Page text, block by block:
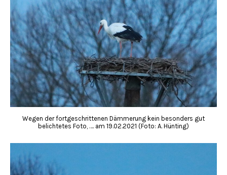
Wegen der fortgeschrittenen Dämmerung kein besonders gut
belichtetes Foto, …. am 19.02.2021 (Foto: A. Hünting)